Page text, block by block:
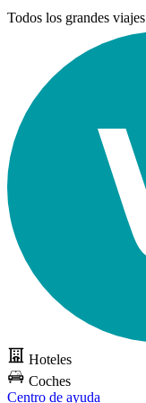
Todos los grandes viajes
Hoteles
Coches
Centro de ayuda